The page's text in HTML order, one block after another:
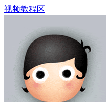
视频教程区